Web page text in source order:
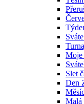
Moje
Slet
Den
Malá